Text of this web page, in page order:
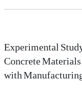
Experimental
Concrete
with